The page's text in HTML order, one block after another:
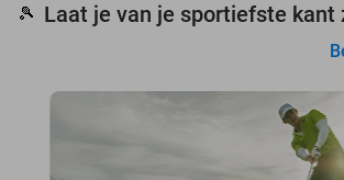
🎾 Laat je van je sportiefste kant